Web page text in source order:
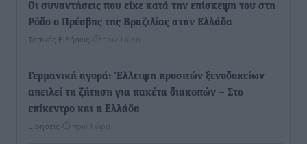
Οι συναντήσεις που είχε κατά την επίσκεψη του στη
Ρόδο ο Πρέσβης της Βραζιλίας στην Ελλάδα
Τοπικές Ειδήσεις πριν 1 ώρα
Γερμανική αγορά: Έλλειψη προσιτών ξενοδοχείων
απειλεί τη ζήτηση για πακέτα διακοπών – Στο
επίκεντρο και η Ελλάδα
Ειδήσεις πριν 1 ώρα